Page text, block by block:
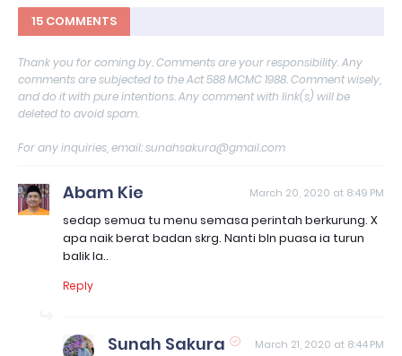
15 COMMENTS
Thank you for coming by. Comments are your responsibility. Any
comments are subjected to the Act 588 MCMC 1988. Comment wisely,
and do it with pure intentions. Any comment with link(s) will be
deleted to avoid spam.
For any inquiries, email: sunahsakura@gmail.com
Abam Kie March 20, 2020 at 8:49 PM
sedap semua tu menu semasa perintah berkurung. X
apa naik berat badan skrg. Nanti bln puasa ia turun
balik la..
Reply
Sunah Sakura March 21, 2020 at 8:44 PM